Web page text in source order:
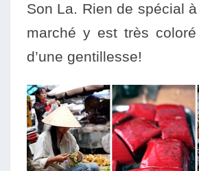
Son La. Rien de spécial
marché y est très
d’une gentillesse!